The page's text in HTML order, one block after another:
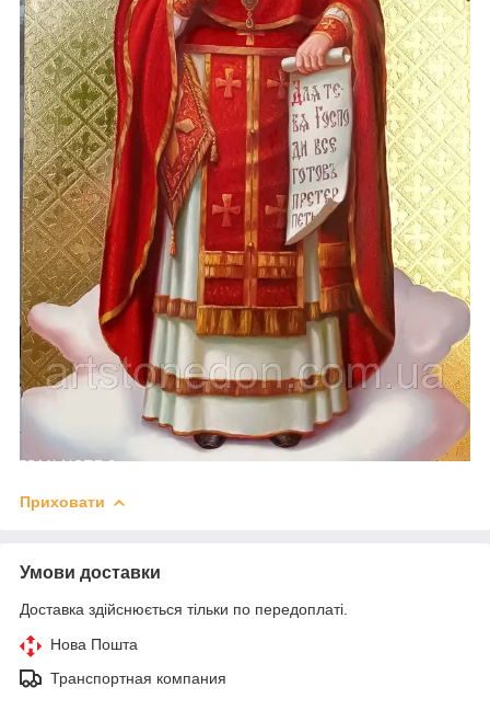
Приховати
Умови доставки
Доставка здійснюється тільки по передоплаті.
Нова Пошта
Транспортная компания